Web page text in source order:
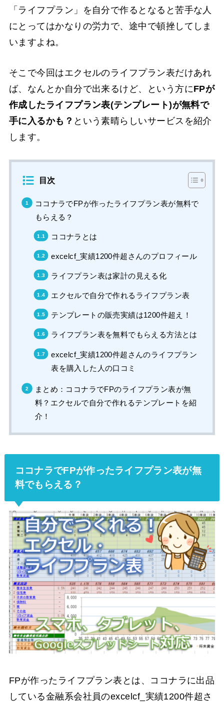
「ライフプラン」を自分で作るとなると苦手な人
にとってはかなりの労力で、途中で頓挫してしま
いますよね。
そこで今回はエクセルのライフプラン表だけあれ
ば、なんとか自分で出来るけど、という方にFPが
作成したライフプラン表(テンプレート)が無料で
手に入るかも？ という素晴らしいサービスを紹介
します。
目次
ココナラでFPが作ったライフプラン表が無料で
もらえる？
ココナラとは
excelcf_実績1200件超さんのプロフィール
ライフプラン表は家計の見える化
エクセルで自分で作れるライフプラン表
テンプレートの販売実績は1200件超え！
ライフプラン表を無料でもらえる方法とは
excelcf_実績1200件超さんのライフプラン
表を購入した人の口コミ
まとめ：ココナラでFPのライフプラン表が無
料？エクセルで自分で作れるテンプレートを紹
介！
ココナラでFPが作ったライフプラン表が無
料でもらえる？
FPが作ったライフプラン表とは、ココナラに出品
している金融系会社員のexcelcf_実績1200件超さ